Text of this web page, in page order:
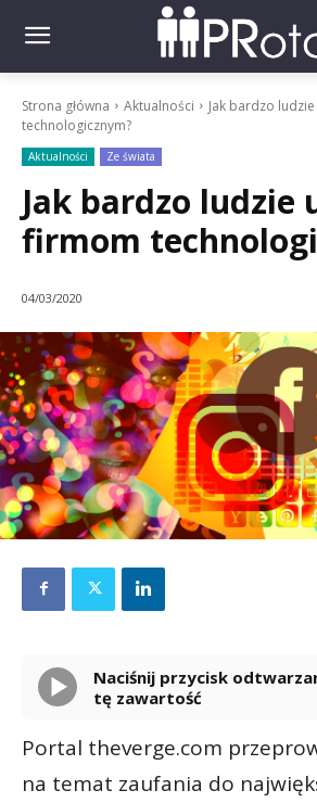
Strona główna Aktualności
Jak bardzo
technologicznym?
Aktualności Ze świata
Jak bardzo ludzie
firmom
04/03/2020
Naciśnij przycisk odtwarzania, aby odsłuchać
tę zawartość
Portal theverge.com
na temat zaufania do